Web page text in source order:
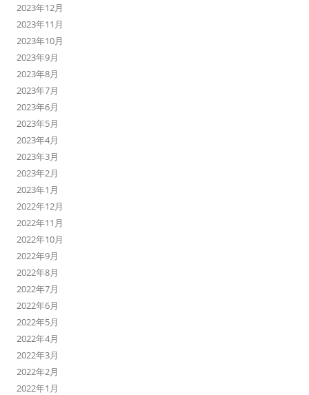
2023年12月
2023年11月
2023年10月
2023年9月
2023年8月
2023年7月
2023年6月
2023年5月
2023年4月
2023年3月
2023年2月
2023年1月
2022年12月
2022年11月
2022年10月
2022年9月
2022年8月
2022年7月
2022年6月
2022年5月
2022年4月
2022年3月
2022年2月
2022年1月